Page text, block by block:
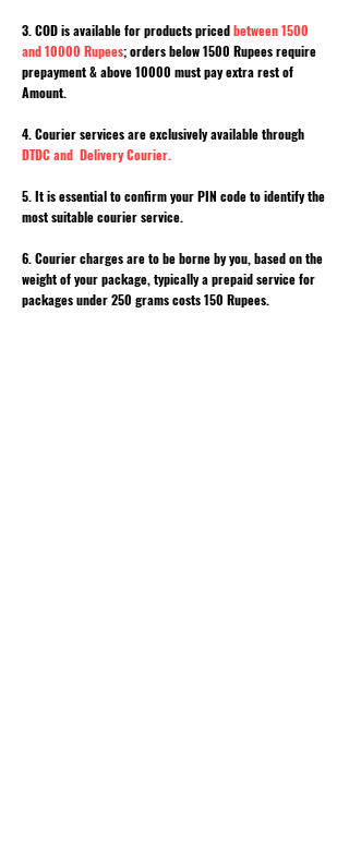
3. COD is available for products pricedbetween 1500
and 10000 Rupees; orders below 1500 Rupees require
prepayment & above 10000 must pay extra rest of
Amount.
4. Courier services are exclusively available through
DTDC and Delivery Courier.
5. It is essential to confirm your PIN code to identify the
most suitable courier service.
6. Courier charges are to be borne by you, based on the
weight of your package, typically a prepaid service for
packages under 250 grams costs 150 Rupees.